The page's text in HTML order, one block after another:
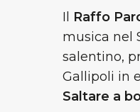
Il Raffo
musica nel
salentino,
Gallipoli in
Saltare a